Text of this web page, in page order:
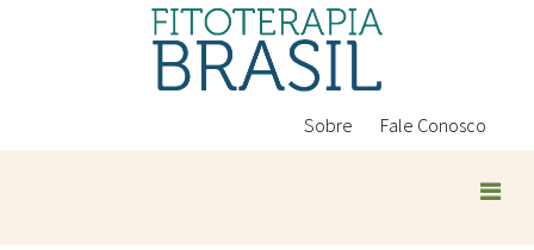
Sobre Fale Conosco